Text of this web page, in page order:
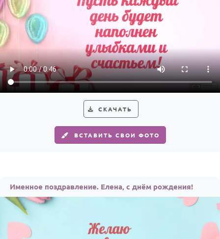
СКАЧАТЬ
ВСТАВИТЬ СВОИ ФОТО
Именное поздравление. Елена, с днём рождения!